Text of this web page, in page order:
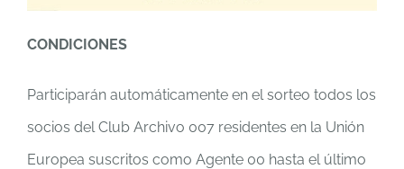
CONDICIONES
Participarán automáticamente en el sorteo todos los
socios del Club Archivo 007 residentes en la Unión
Europea suscritos como Agente 00 hasta el último